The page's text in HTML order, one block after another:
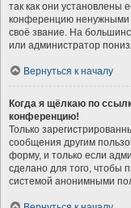
так как они установлены
конференцию ненужными
своё звание. На
или администратор
Вернуться к началу
Когда я щёлкаю по
конференцию!
Только
сообщения другим
форму, и только если
сделано для того, чтобы
системой анонимными